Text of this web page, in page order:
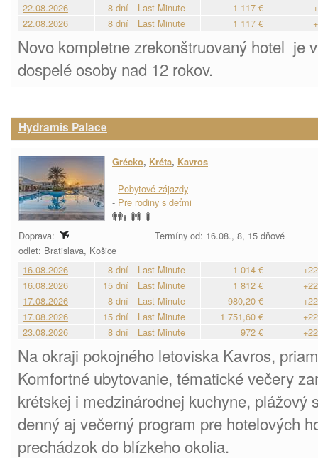
22.08.2026
8 dní Last Minute 1 117 €
22.08.2026
8 dní Last Minute 1 117 €
Novo kompletne zrekonštruovaný hotel je
dospelé osoby nad 12 rokov.
Hydramis Palace
Grécko, Kréta, Kavros
- Pobytové zájazdy
- Pre rodiny s deťmi
Doprava:
Termíny od: 16.08., 8, 15 dňové
odlet: Bratislava, Košice
16.08.2026
8 dní Last Minute 1 014 €
16.08.2026
15 dní Last Minute 1 812 €
17.08.2026
8 dní Last Minute 980,20 €
17.08.2026
15 dní Last Minute 1 751,60 €
23.08.2026
8 dní Last Minute 972 €
Na okraji pokojného letoviska Kavros,
Komfortné ubytovanie, tématické večery
krétskej i medzinárodnej kuchyne, plážový
denný aj večerný program pre hotelových
prechádzok do blízkeho okolia.